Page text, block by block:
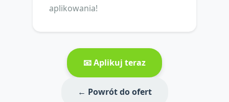
aplikowania!
📧 Aplikuj teraz
← Powrót do ofert